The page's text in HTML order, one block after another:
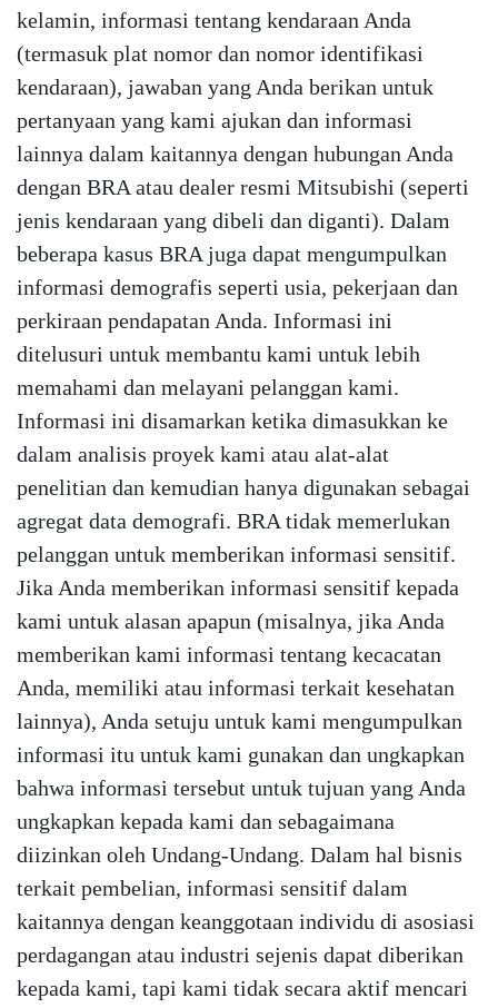
kelamin, informasi tentang kendaraan Anda
(termasuk plat nomor dan nomor identifikasi
kendaraan), jawaban yang Anda berikan untuk
pertanyaan yang kami ajukan dan informasi
lainnya dalam kaitannya dengan hubungan Anda
dengan BRA atau dealer resmi Mitsubishi (seperti
jenis kendaraan yang dibeli dan diganti). Dalam
beberapa kasus BRA juga dapat mengumpulkan
informasi demografis seperti usia, pekerjaan dan
perkiraan pendapatan Anda. Informasi ini
ditelusuri untuk membantu kami untuk lebih
memahami dan melayani pelanggan kami.
Informasi ini disamarkan ketika dimasukkan ke
dalam analisis proyek kami atau alat-alat
penelitian dan kemudian hanya digunakan sebagai
agregat data demografi. BRA tidak memerlukan
pelanggan untuk memberikan informasi sensitif.
Jika Anda memberikan informasi sensitif kepada
kami untuk alasan apapun (misalnya, jika Anda
memberikan kami informasi tentang kecacatan
Anda, memiliki atau informasi terkait kesehatan
lainnya), Anda setuju untuk kami mengumpulkan
informasi itu untuk kami gunakan dan ungkapkan
bahwa informasi tersebut untuk tujuan yang Anda
ungkapkan kepada kami dan sebagaimana
diizinkan oleh Undang-Undang. Dalam hal bisnis
terkait pembelian, informasi sensitif dalam
kaitannya dengan keanggotaan individu di asosiasi
perdagangan atau industri sejenis dapat diberikan
kepada kami, tapi kami tidak secara aktif mencari